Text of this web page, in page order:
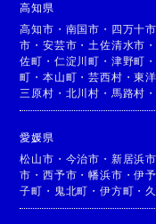
高知県
高知市 ・ 南国市 ・ 四万十市
市 ・安芸市 ・ 土佐清水市 ・
佐町 ・ 仁淀川町 ・ 津野町 ・
町 ・本山町 ・芸西村 ・東
三原村 ・ 北川村 ・ 馬路村
愛媛県
松山市 ・ 今治市 ・ 新居浜市
市 ・西予市 ・幡浜市 ・伊
子町 ・ 鬼北町 ・伊方町 ・